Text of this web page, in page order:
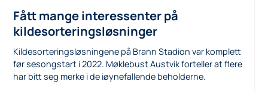
Fått mange interessenter på
kildesorteringsløsninger
Kildesorteringsløsningene på Brann Stadion var komplett
før sesongstart i 2022. Møklebust Austvik forteller at flere
har bitt seg merke i de iøynefallende beholderne.